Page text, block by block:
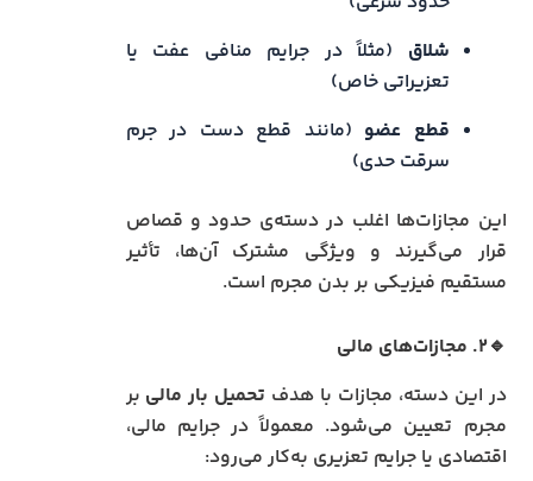
شلاق (مثلاً در جرایم منافی عفت یا
تعزیراتی خاص)
قطع عضو (مانند قطع دست در جرم
سرقت حدی)
این مجازات‌ها اغلب در دسته‌ی حدود و قصاص
قرار می‌گیرند و ویژگی مشترک آن‌ها، تأثیر
مستقیم فیزیکی بر بدن مجرم است.
🔹۲. مجازات‌های مالی
در این دسته، مجازات با هدف تحمیل بار مالی بر
مجرم تعیین می‌شود. معمولاً در جرایم مالی،
اقتصادی یا جرایم تعزیری به‌کار می‌رود: